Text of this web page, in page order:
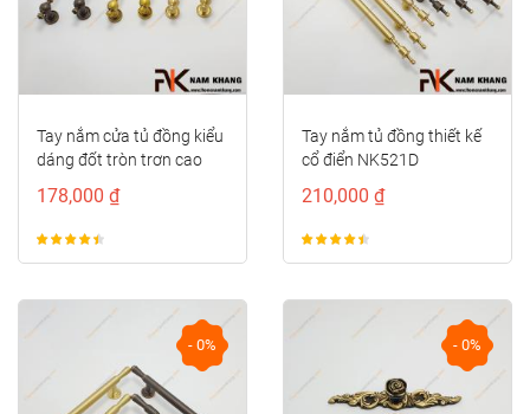
Tay nắm cửa tủ đồng kiểu
dáng đốt tròn trơn cao
178,000 ₫
- 0%
Tay nắm tủ đồng thiết kế
cổ điển NK521D
210,000 ₫
- 0%